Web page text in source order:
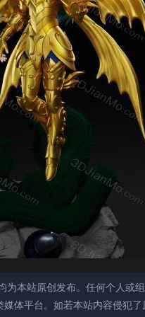
本站原创发布。任何个人或
体平台。如若本站内容侵犯